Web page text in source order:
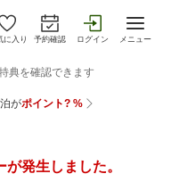
に入り 予約確認 ログイン メニュー
発生しました。